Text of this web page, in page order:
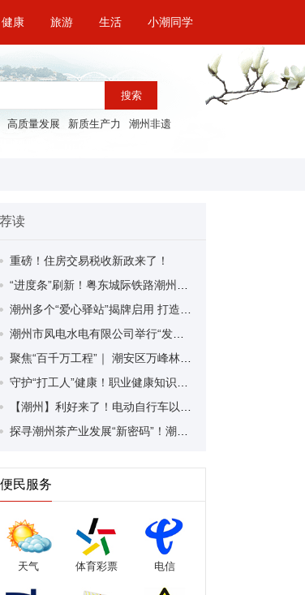
健康 旅游 生活 小潮同学
搜索
高质量发展 新质生产力 潮州非遗
荐读
重磅！住房交易税收新政来了！
便民服务
天气 体育彩票 电信